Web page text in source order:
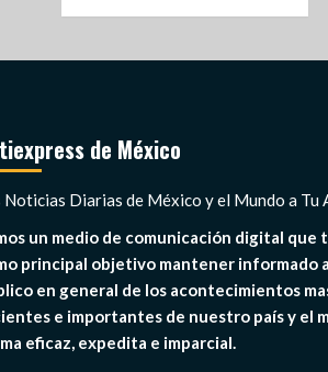
de México
Noticias Diarias de México y el Mundo a Tu
un medio de comunicación digital que
principal objetivo mantener informado
en general de los acontecimientos
e importantes de nuestro país y el
eficaz, expedita e imparcial.